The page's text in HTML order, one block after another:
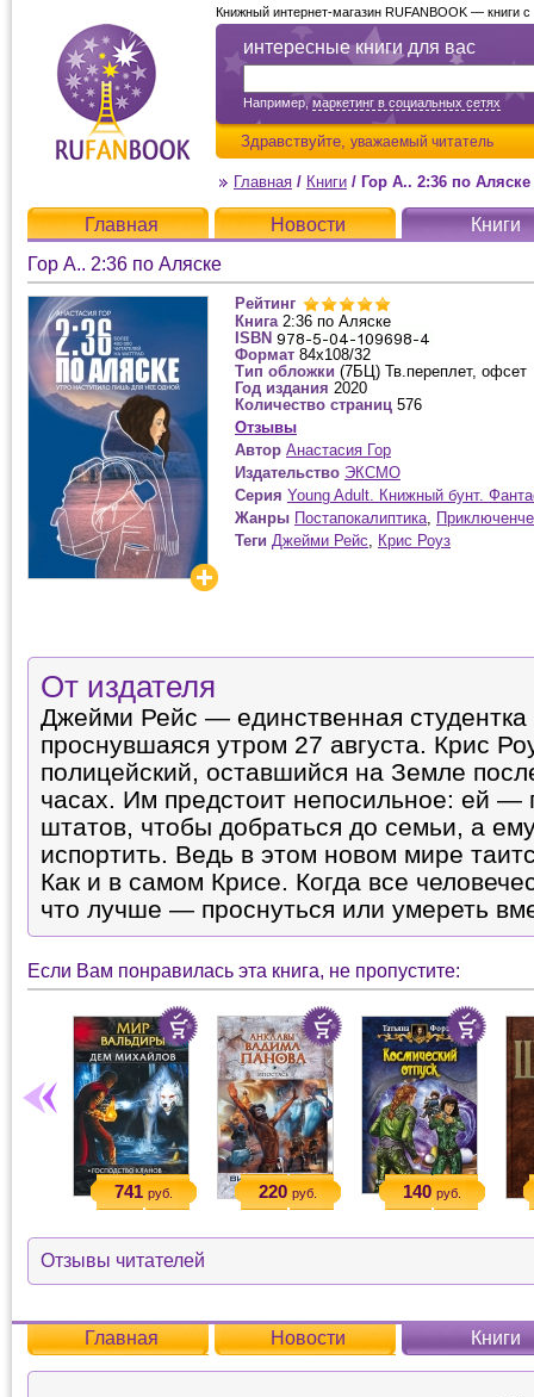
интересные книги для вас
Например,маркетинг в социальных сетях
Здравствуйте, уважаемый читатель
Книжный интернет-магазин RUFANBOOK — книги
Главная / Книги / Гор А.. 2:36 по Аляске
Главная Новости
Книги
Гор А.. 2:36 по Аляске
Рейтинг
Книга 2:36 по Аляске
ISBN
Формат 84x108/32
Тип обложки (7БЦ) Тв.переплет, офсет
Год издания 2020
Количество страниц 576
Отзывы
Автор Анастасия Гор
Издательство ЭКСМО
Серия Young Adult. Книжный бунт.
Жанры Постапокалиптика,
Теги Джейми Рейс, Крис Роуз
От издателя
Джейми Рейс — единственная студентка
проснувшаяся утром 27 августа. Крис
полицейский, оставшийся на Земле
часах. Им предстоит непосильное: ей —
штатов, чтобы добраться до семьи, а
испортить. Ведь в этом новом мире
Как и в самом Крисе. Когда все
что лучше — проснуться или умереть
Если Вам понравилась эта книга, не пропустите:
741 руб. 220 руб. 140 руб.
Отзывы читателей
Главная Новости Книги